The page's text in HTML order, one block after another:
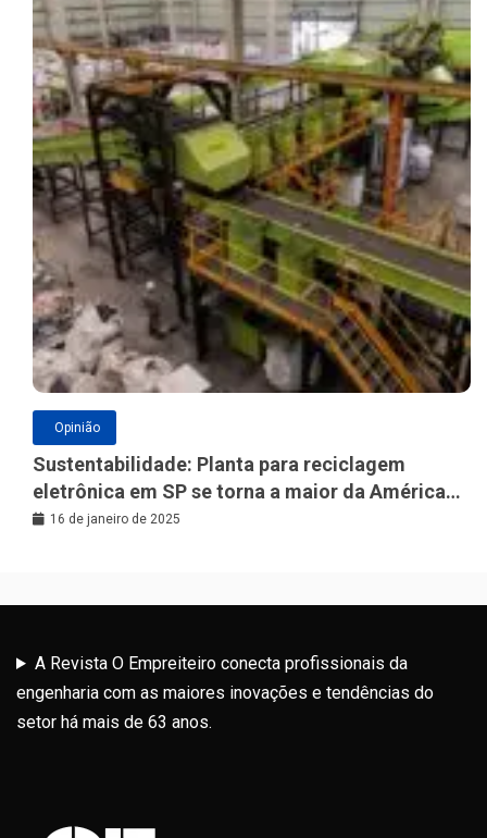
Opinião
Sustentabilidade: Planta para reciclagem
eletrônica em SP se torna a maior da América
Latina
16 de janeiro de 2025
A Revista O Empreiteiro conecta profissionais da
engenharia com as maiores inovações e tendências do
setor há mais de 63 anos.